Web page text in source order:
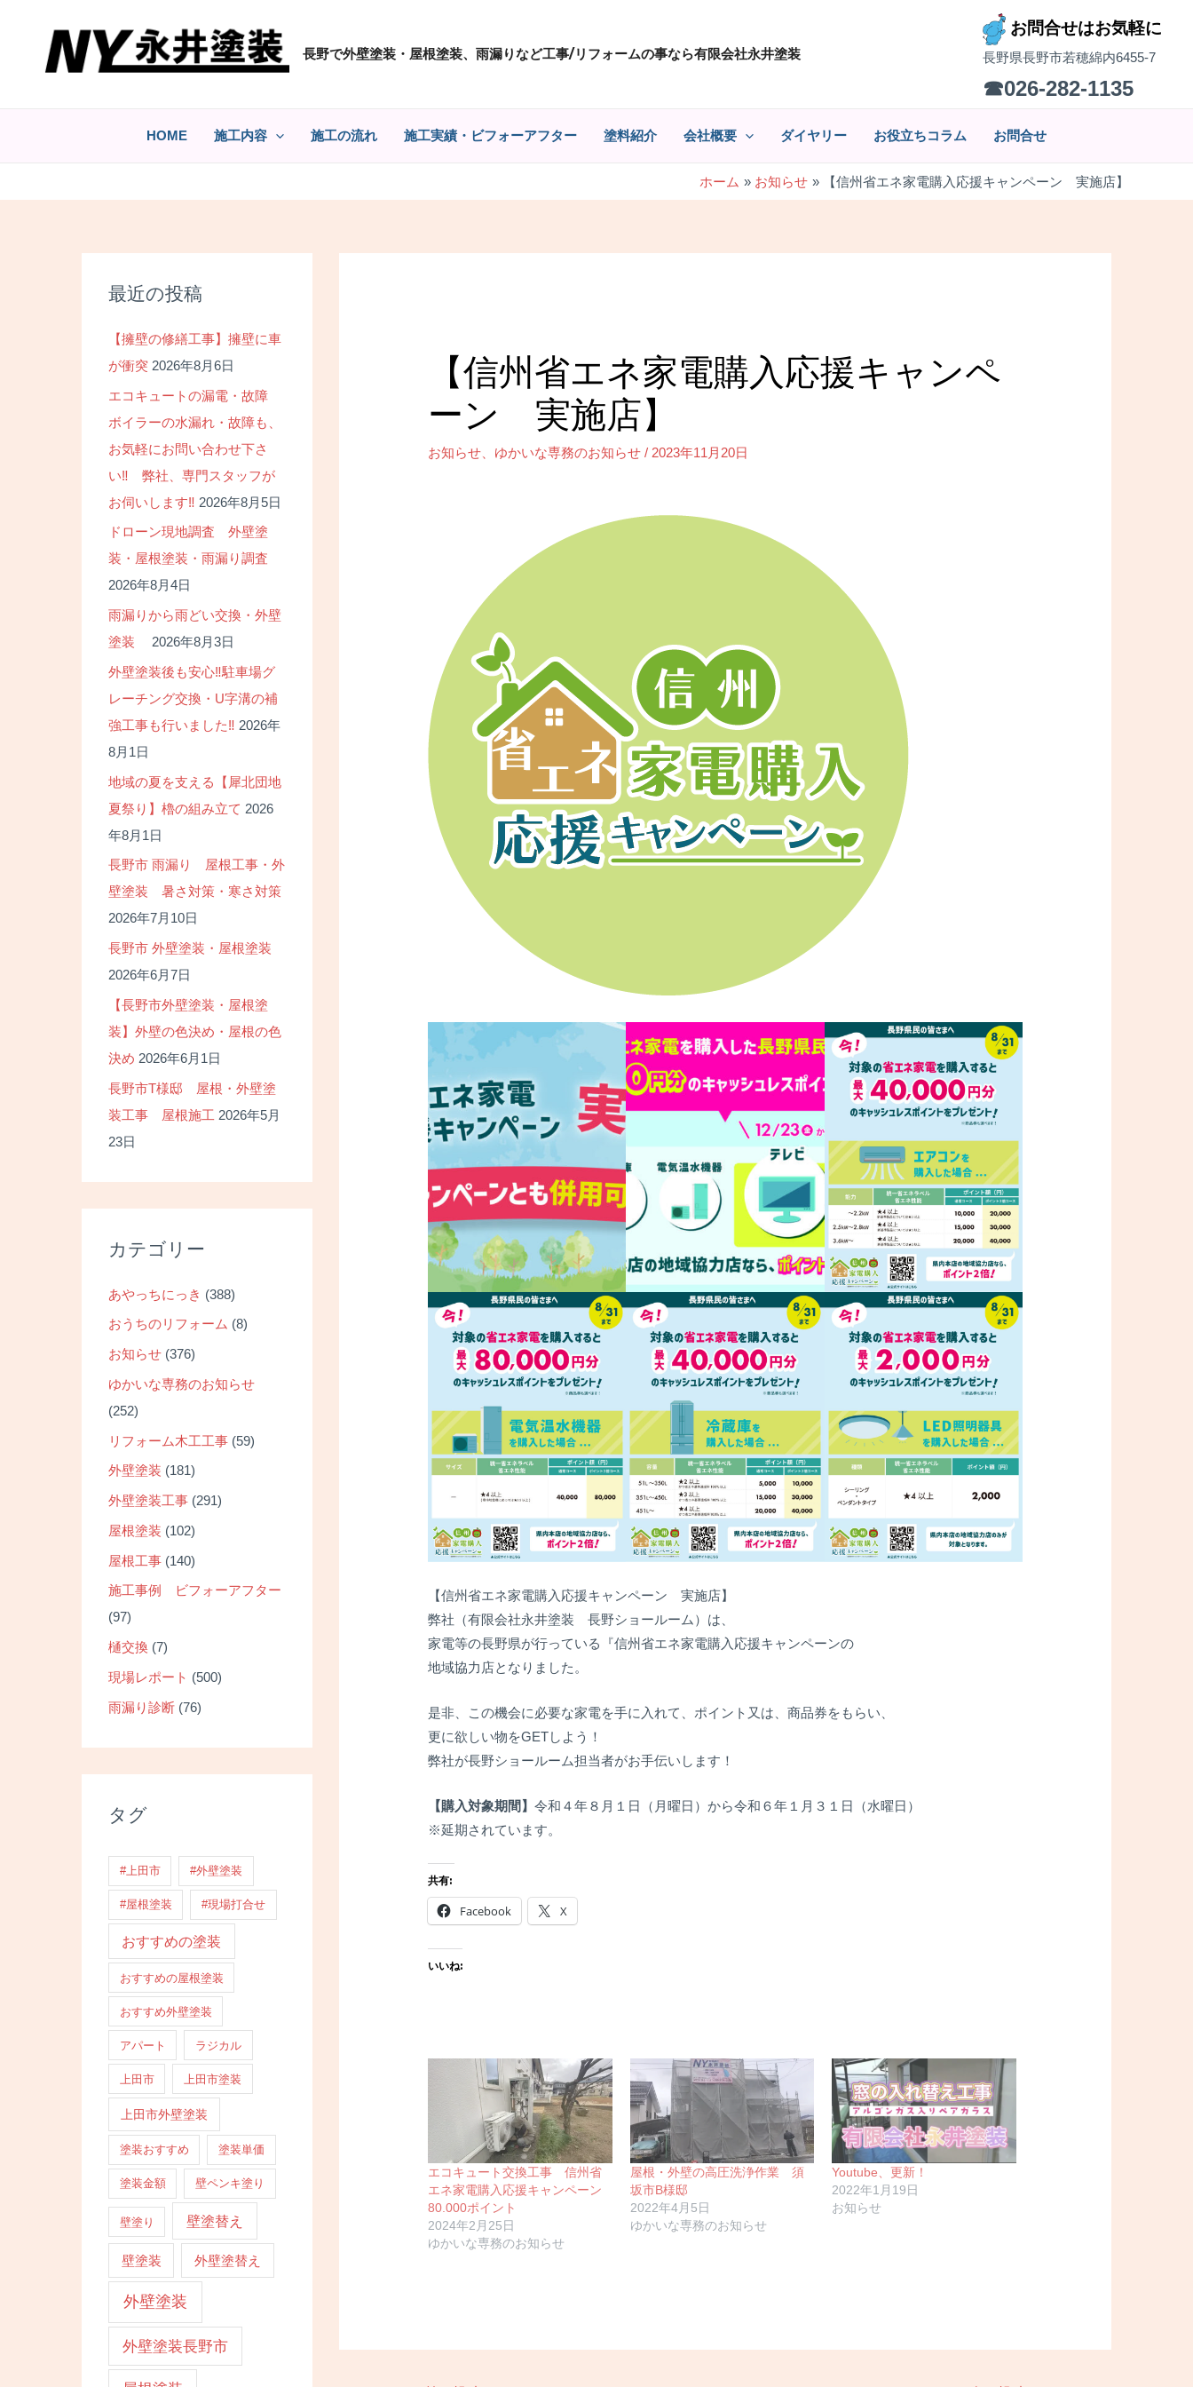
ッ
長野で外壁塗装・屋根塗装、雨漏りなど工事/リフォームの事なら有限会社永井塗装
お問合せはお気軽に
長野県長野市若穂綿内6455-7
☎026-282-1135
HOME 施工内容 施工の流れ 施工実績・ビフォーアフター 塗料紹介 会社概要 ダイヤリー お役立ちコラム お問合せ
ホーム お知らせ 【信州省エネ家電購入応援キャンペーン 実施店】
最近の投稿
【擁壁の修繕工事】擁壁に車
が衝突 2026年8月6日
エコキュートの漏電・故障
ボイラーの水漏れ・故障も、
お気軽にお問い合わせ下さ
い‼ 弊社、専門スタッフが
お伺いします‼ 2026年8月5日
ドローン現地調査 外壁塗
装・屋根塗装・雨漏り調査
2026年8月4日
雨漏りから雨どい交換・外壁
塗装
2026年8月3日
外壁塗装後も安心‼駐車場グ
レーチング交換・U字溝の補
強工事も行いました‼ 2026年
8月1日
地域の夏を支える【犀北団地
夏祭り】櫓の組み立て 2026
年8月1日
長野市 雨漏り 屋根工事・外
壁塗装 暑さ対策・寒さ対策
2026年7月10日
長野市 外壁塗装・屋根塗装
2026年6月7日
【長野市外壁塗装・屋根塗
装】外壁の色決め・屋根の色
決め 2026年6月1日
長野市T様邸 屋根・外壁塗
装工事 屋根施工 2026年5月
23日
カテゴリー
あやっちにっき (388)
おうちのリフォーム (8)
お知らせ (376)
ゆかいな専務のお知らせ
(252)
リフォーム木工工事 (59)
外壁塗装 (181)
外壁塗装工事 (291)
屋根塗装 (102)
屋根工事 (140)
施工事例 ビフォーアフター
(97)
樋交換 (7)
現場レポート (500)
雨漏り診断 (76)
タグ
#上田市 #外壁塗装
#屋根塗装 #現場打合せ
おすすめの塗装
おすすめの屋根塗装
おすすめ外壁塗装
アパート ラジカル
上田市 上田市塗装
上田市外壁塗装
塗装おすすめ 塗装単価
塗装金額 壁ペンキ塗り
壁塗り 壁塗替え
壁塗装 外壁塗替え
外壁塗装
外壁塗装長野市
【信州省エネ家電購入応援キャンペ
ーン 実施店】
お知らせ ゆかいな専務のお知らせ / 2023年11月20日
【信州省エネ家電購入応援キャンペーン 実施店】
弊社（有限会社永井塗装 長野ショールーム）は、
家電等の長野県が行っている『信州省エネ家電購入応援キャンペーンの
地域協力店となりました。
是非、この機会に必要な家電を手に入れて、ポイント又は、商品券をもらい、
更に欲しい物をGETしよう！
弊社が長野ショールーム担当者がお手伝いします！
【購入対象期間】令和４年８月１日（月曜日）から令和６年１月３１日（水曜日）
※延期されています。
共有:
Facebook X
いいね:
エコキュート交換工事 信州省
エネ家電購入応援キャンペーン
80.000ポイント
2024年2月25日
ゆかいな専務のお知らせ
屋根・外壁の高圧洗浄作業 須
坂市B様邸
2022年4月5日
ゆかいな専務のお知らせ
Youtube、更新！
2022年1月19日
お知らせ